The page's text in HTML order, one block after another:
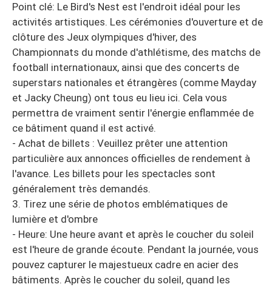
Point clé: Le Bird's Nest est l'endroit idéal pour les
activités artistiques. Les cérémonies d'ouverture et de
clôture des Jeux olympiques d'hiver, des
Championnats du monde d'athlétisme, des matchs de
football internationaux, ainsi que des concerts de
superstars nationales et étrangères (comme Mayday
et Jacky Cheung) ont tous eu lieu ici. Cela vous
permettra de vraiment sentir l'énergie enflammée de
ce bâtiment quand il est activé.
- Achat de billets : Veuillez prêter une attention
particulière aux annonces officielles de rendement à
l'avance. Les billets pour les spectacles sont
généralement très demandés.
3. Tirez une série de photos emblématiques de
lumière et d'ombre
- Heure: Une heure avant et après le coucher du soleil
est l'heure de grande écoute. Pendant la journée, vous
pouvez capturer le majestueux cadre en acier des
bâtiments. Après le coucher du soleil, quand les